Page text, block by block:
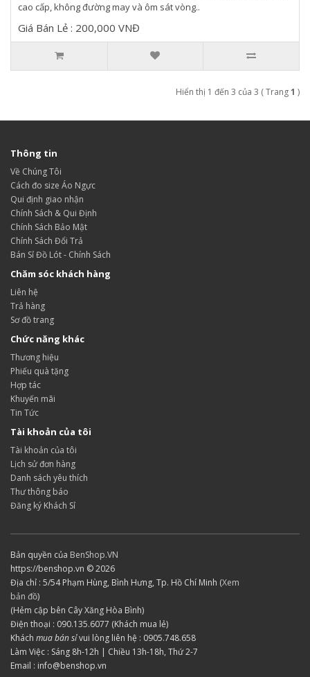
cao cấp, không đường may và ôm sát vòng..
Giá Bán Lẻ : 200,000 VNĐ
Hiển thị 1 đến 3 của 3 ( Trang1 )
Thông tin
Về Chúng Tôi
Cách đo size Áo Ngực
Qui định giao nhận
Chính Sách & Qui Định
Chính Sách Bảo Mật
Chính Sách Đổi Trả
Bán Sỉ Đồ Lót - Chính Sách
Chăm sóc khách hàng
Liên hệ
Trả hàng
Sơ đồ trang
Chức năng khác
Thương hiệu
Phiếu quà tặng
Hợp tác
Khuyến mãi
Tin Tức
Tài khoản của tôi
Tài khoản của tôi
Lịch sử đơn hàng
Danh sách yêu thích
Thư thông báo
Đăng ký Khách Sỉ
Bản quyền của BenShop.VN
https://benshop.vn © 2026
Địa chỉ : 5/54 Phạm Hùng, Bình Hưng, Tp. Hồ Chí Minh (Xem
bản đồ)
(Hẻm cập bên Cây Xăng Hòa Bình)
Điện thoại : 090.135.6077 (Khách mua lẻ)
Khách mua bán sỉvui lòng liên hệ : 0905.748.658
Làm Việc : Sáng 8h-12h | Chiều 13h-18h, Thứ 2-7
Email : info@benshop.vn